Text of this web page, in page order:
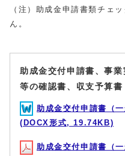
（注）助成金申請書類チェ
ん。
助成金交付申請書、事
等の確認書、収支予算書
助成金交付申請書（
(DOCX形式, 19.74KB)
助成金交付申請書（